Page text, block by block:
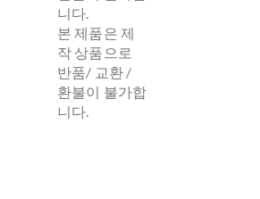
니다.
본 제품은 제
작 상품으로
반품/ 교환 /
환불이 불가합
니다.